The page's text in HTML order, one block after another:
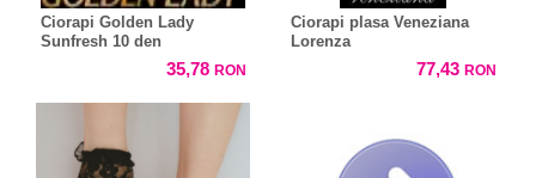
Ciorapi Golden Lady
Sunfresh 10 den
35,78 RON
Ciorapi plasa Veneziana
Lorenza
77,43 RON